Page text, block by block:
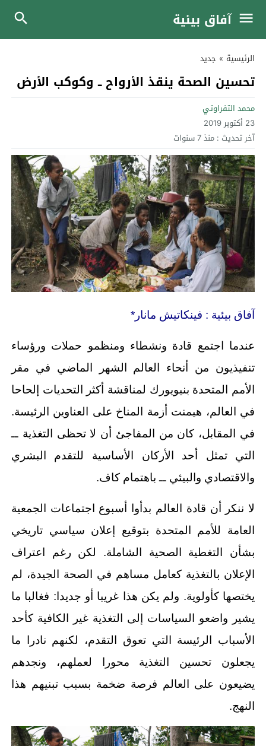
آفاق بيئية
الرئيسية » جديد
تحسين الصحة ينقذ الأرواح ــ وكوكب الأرض
محمد التفراوتي
23 أكتوبر 2019
آخر تحديث : منذ 7 سنوات
آفاق بيئية : فينكاتيش مانار*
عندما اجتمع قادة ونشطاء ومنظمو حملات ورؤساء
تنفيذيون من أنحاء العالم الشهر الماضي في مقر
الأمم المتحدة بنيويورك لمناقشة أكثر التحديات إلحاحا
في العالم، هيمنت أزمة المناخ على العناوين الرئيسة.
في المقابل، كان من المفاجئ أن لا تحظى التغذية ــ
التي تمثل أحد الأركان الأساسية للتقدم البشري
والاقتصادي والبيئي ــ باهتمام كاف.
لا ننكر أن قادة العالم بدأوا أسبوع اجتماعات الجمعية
العامة للأمم المتحدة بتوقيع إعلان سياسي تاريخي
بشأن التغطية الصحية الشاملة. لكن رغم اعتراف
الإعلان بالتغذية كعامل مساهم في الصحة الجيدة، لم
يختصها كأولوية. ولم يكن هذا غريبا أو جديدا: فغالبا ما
يشير واضعو السياسات إلى التغذية غير الكافية كأحد
الأسباب الرئيسة التي تعوق التقدم، لكنهم نادرا ما
يجعلون تحسين التغذية محورا لعملهم، ونجدهم
يضيعون على العالم فرصة ضخمة بسبب تبنيهم هذا
النهج.